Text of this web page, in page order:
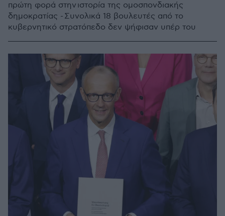
πρώτη φορά στην ιστορία της ομοσπονδιακής
δημοκρατίας - Συνολικά 18 βουλευτές από το
κυβερνητικό στρατόπεδο δεν ψήφισαν υπέρ του